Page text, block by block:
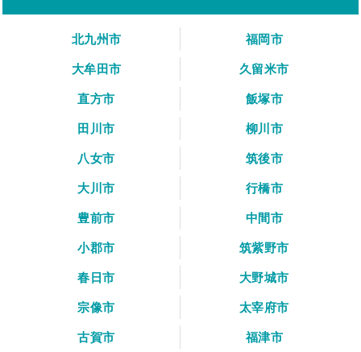
北九州市
福岡市
大牟田市
久留米市
直方市
飯塚市
田川市
柳川市
八女市
筑後市
大川市
行橋市
豊前市
中間市
小郡市
筑紫野市
春日市
大野城市
宗像市
太宰府市
古賀市
福津市